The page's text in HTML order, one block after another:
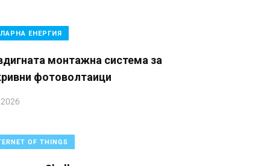
ЕНЕРГИЯ
монтажна система за
фотоволтаици
OF THINGS